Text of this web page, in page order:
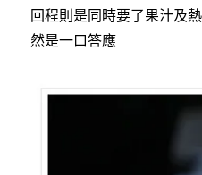
回程則是同時要了果汁及
然是一口答應